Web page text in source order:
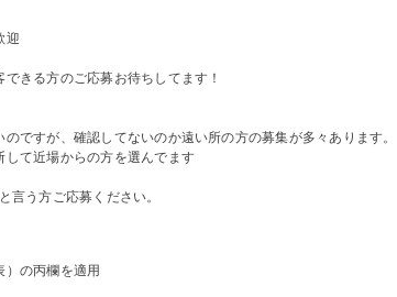
迎
きる方のご応募お待ちしてます！
ですが、確認してないのか遠い所の方の募集が多々あります。
して近場からの方を選んでます
言う方ご応募ください。
）の丙欄を適用